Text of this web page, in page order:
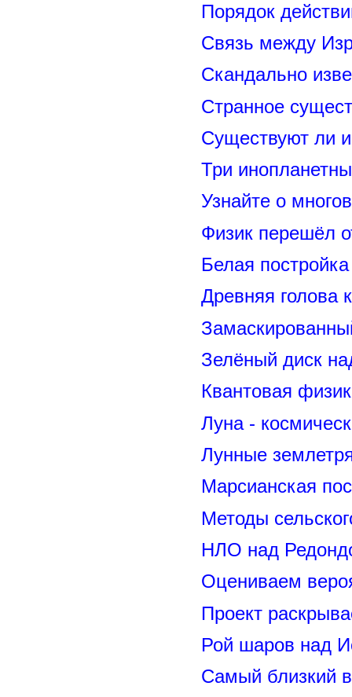
Порядок
Связь между
Скандально
Странное
Существуют ли
Три
Узнайте о
Физик перешёл
Белая
Древняя голова
Зелёный диск
Квантовая
Луна -
Лунные
Марсианская
Методы
НЛО над
Оцениваем
Проект
Рой шаров над
Самый близкий